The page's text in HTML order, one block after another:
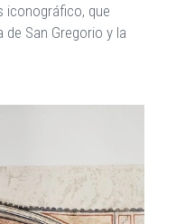
iconográfico, que
San Gregorio y la